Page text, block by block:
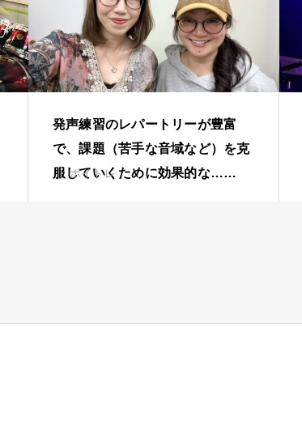
発声練習のレパートリーが豊富
で、課題（苦手な音域など）を克
服していくために効果的な……
ボイトレ